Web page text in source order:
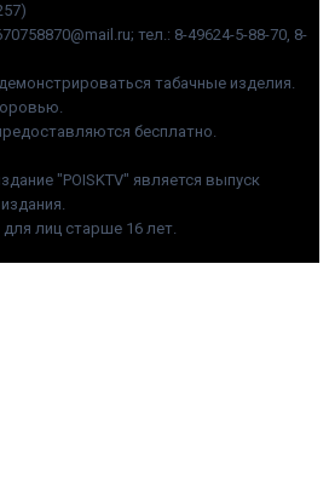
тел.: 8-49624-5-88-70, 8-
табачные изделия.
бесплатно.
"POISKTV" является выпуск
лиц старше 16 лет.